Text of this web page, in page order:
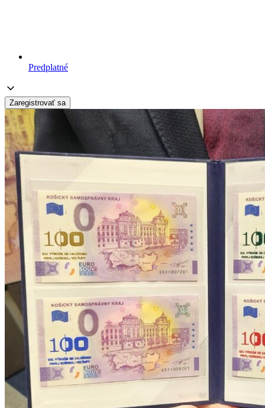
Predplatné
Zaregistrovať sa